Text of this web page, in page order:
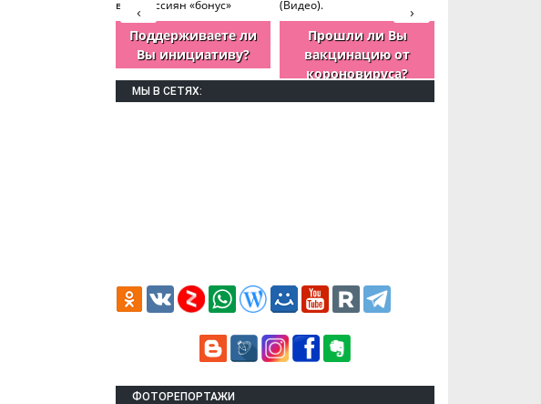
Поддерживаете ли
Вы инициативу?
Прошли ли Вы
вакцинацию от
короновируса?
›
‹
МЫ В СЕТЯХ:
ФОТОРЕПОРТАЖИ